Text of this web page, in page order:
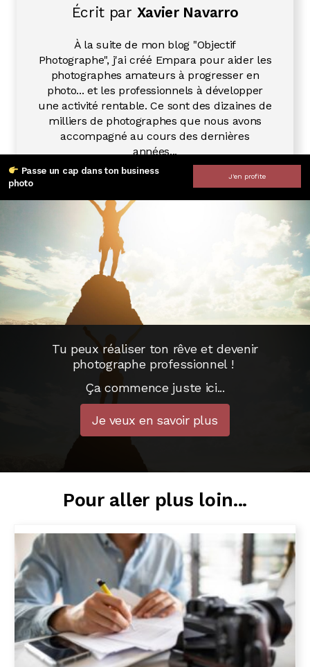
Passe un cap dans ton business
photo
J'en profite
Écrit par Xavier Navarro
À la suite de mon blog "Objectif
Photographe", j'ai créé Empara pour aider les
photographes amateurs à progresser en
photo... et les professionnels à développer
une activité rentable. Ce sont des dizaines de
milliers de photographes que nous avons
accompagné au cours des dernières
années...
Tu peux réaliser ton rêveet devenir
photographe professionnel !
Ça commence juste ici...
Je veux en savoir plus
Pour aller plus loin...